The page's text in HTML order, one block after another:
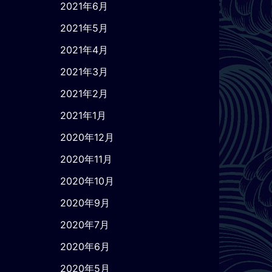
2021年6月
2021年5月
2021年4月
2021年3月
2021年2月
2021年1月
2020年12月
2020年11月
2020年10月
2020年9月
2020年7月
2020年6月
2020年5月